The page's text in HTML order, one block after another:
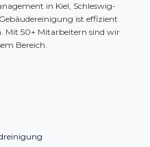
in Kiel, Schleswig-
ist effizient
Mit 50+ Mitarbeitern sind wir
Bereich.